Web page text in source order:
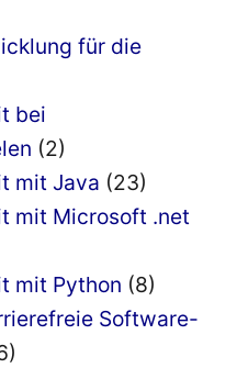
für die
bei
(2)
mit Java (23)
mit Microsoft .net
mit Python (8)
Software-